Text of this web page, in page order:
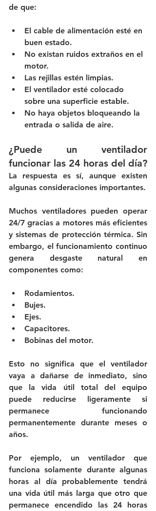
de que:
El cable de alimentación esté en
buen estado.
No existan ruidos extraños en el
motor.
Las rejillas estén limpias.
El ventilador esté colocado
sobre una superficie estable.
No haya objetos bloqueando la
entrada o salida de aire.
¿Puede un ventilador
funcionar las 24 horas del día?
La respuesta es sí, aunque existen
Muchos ventiladores pueden operar
24/7 gracias a motores más eficientes
y sistemas de protección térmica. Sin
embargo, el funcionamiento continuo
genera desgaste natural en
componentes como:
Rodamientos.
Bujes.
Ejes.
Capacitores.
Bobinas del motor.
Esto no significa que el ventilador
vaya a dañarse de inmediato, sino
que la vida útil total del equipo
puede reducirse ligeramente si
permanece funcionando
permanentemente durante meses o
años.
Por ejemplo, un ventilador que
funciona solamente durante algunas
horas al día probablemente tendrá
una vida útil más larga que otro que
permanece encendido las 24 horas